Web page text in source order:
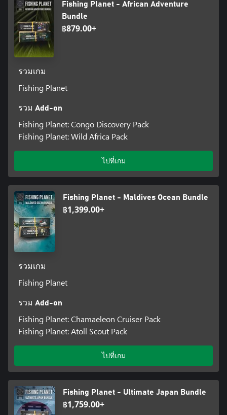
Fishing Planet - African Adventure
Bundle
฿879.00+
รวมเกม
Fishing Planet
รวม Add-on
Fishing Planet: Congo Discovery Pack
Fishing Planet: Wild Africa Pack
ไปที่เกม
Fishing Planet - Maldives Ocean Bundle
฿1,399.00+
รวมเกม
Fishing Planet
รวม Add-on
Fishing Planet: Chamaeleon Cruiser Pack
Fishing Planet: Atoll Scout Pack
ไปที่เกม
Fishing Planet - Ultimate Japan Bundle
฿1,759.00+